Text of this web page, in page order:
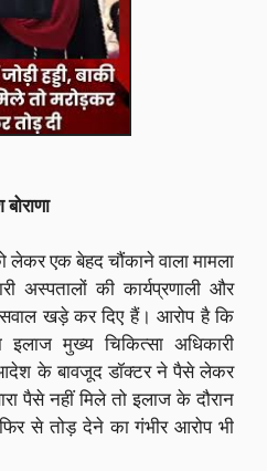
लेकर एक बेहद चौंकाने वाला मामला
अस्पतालों की कार्यप्रणाली और
सवाल खड़े कर दिए हैं। आरोप है कि
मुख्य चिकित्सा अधिकारी
के बावजूद डॉक्टर ने पैसे लेकर
पैसे नहीं मिले तो इलाज के दौरान
से तोड़ देने का गंभीर आरोप भी